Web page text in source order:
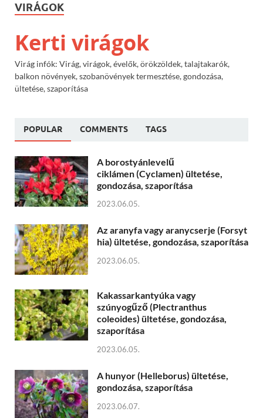
VIRÁGOK
Kerti virágok
Virág infók: Virág, virágok, évelők, örökzöldek, talajtakarók,
balkon növények, szobanövények termesztése, gondozása,
ültetése, szaporítása
POPULAR COMMENTS TAGS
A borostyánlevelű
ciklámen (Cyclamen) ültetése,
gondozása, szaporítása
2023.06.05.
Az aranyfa vagy aranycserje (Forsyt
hia) ültetése, gondozása, szaporítása
2023.06.05.
Kakassarkantyúka vagy
szúnyogűző (Plectranthus
coleoides) ültetése, gondozása,
szaporítása
2023.06.05.
A hunyor (Helleborus) ültetése,
gondozása, szaporítása
2023.06.07.